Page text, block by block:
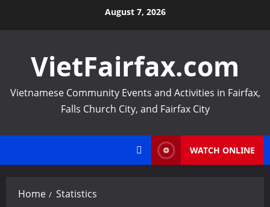
August 7, 2026
VietFairfax.com
Vietnamese Community Events and Activities in Fairfax,
Falls Church City, and Fairfax City
WATCH ONLINE
Home Statistics